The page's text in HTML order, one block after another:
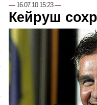
— 16.07.10 15:23—
Кейруш